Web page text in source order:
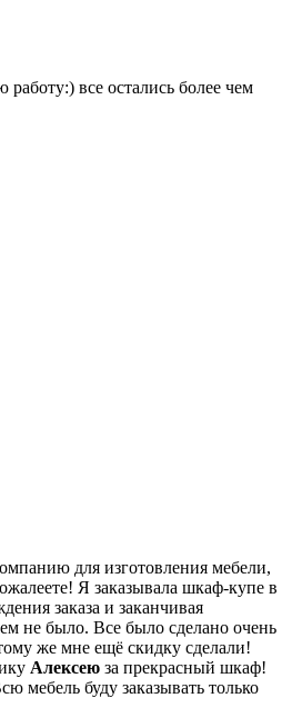
все остались более чем
для изготовления мебели,
Я заказывала шкаф-купе в
заказа и заканчивая
не было. Все было сделано очень
же мне ещё скидку сделали!
Алексею за прекрасный шкаф!
мебель буду заказывать только